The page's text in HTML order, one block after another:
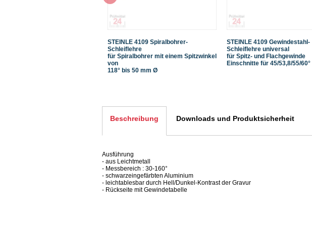
STEINLE 4109 Spiralbohrer-
Schleiflehre
für Spiralbohrer mit einem Spitzwinkel
von
118° bis 50 mm Ø
STEINLE 4109 Gewindestahl-
Schleiflehre universal
für Spitz- und Flachgewinde
Einschnitte für 45/53,8/55/60°
Beschreibung Downloads und Produktsicherheit
Ausführung
- aus Leichtmetall
- Messbereich : 30-160°
- schwarzeingefärbten Aluminium
- leichtablesbar durch Hell/Dunkel-Kontrast der Gravur
- Rückseite mit Gewindetabelle